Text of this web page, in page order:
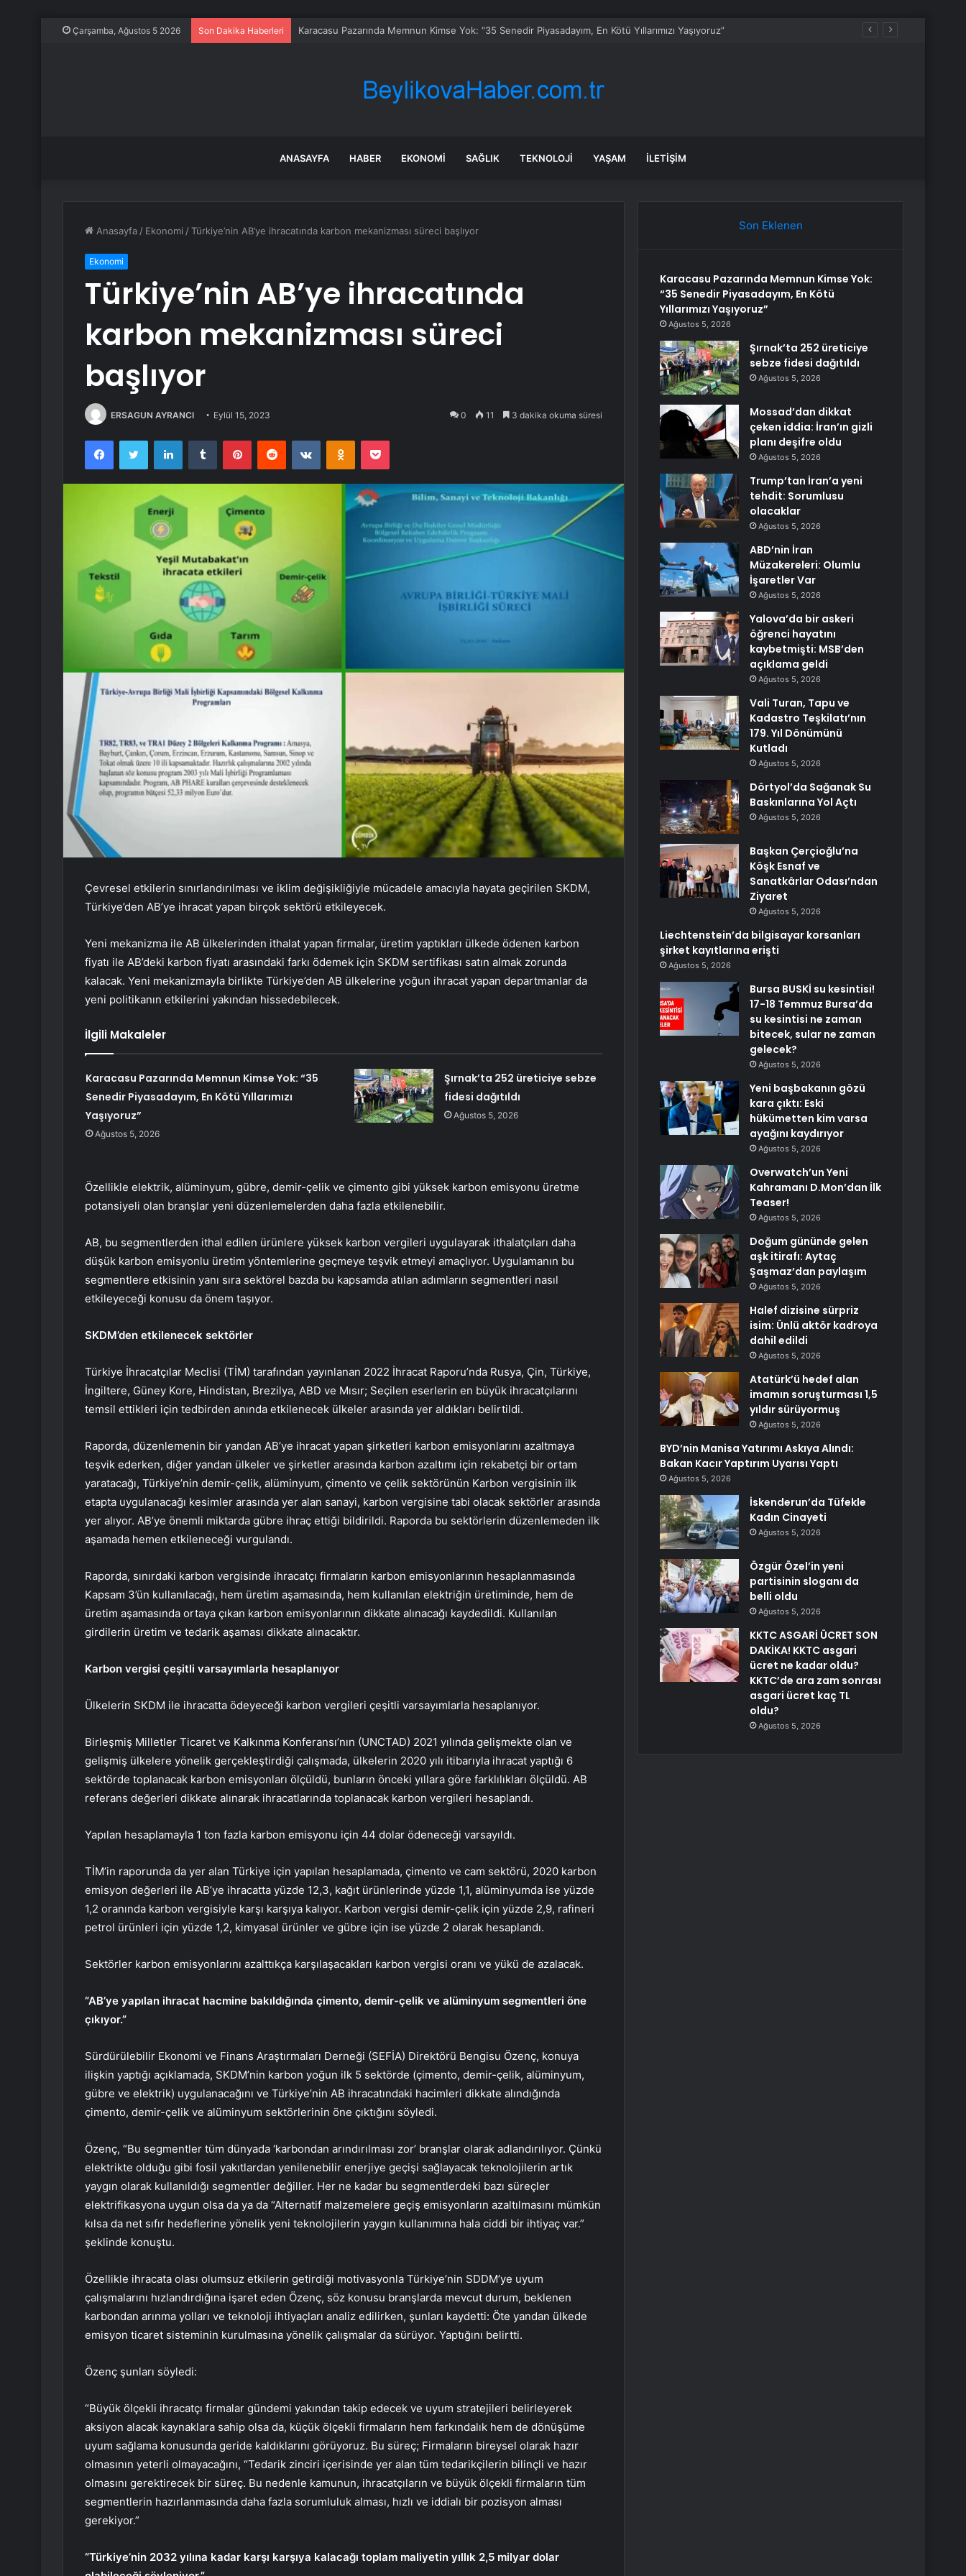
Çarşamba, Ağustos 5 2026 Son Dakika Haberleri Şırnak’ta 252 üreticiye sebze fidesi dağıtıldı
ANASAYFA HABER EKONOMI SAĞLIK TEKNOLOJI YAŞAM İLETIŞIM
Anasayfa / Ekonomi /Türkiye’nin AB’ye ihracatında karbon mekanizması süreci başlıyor
Ekonomi
Türkiye’nin AB’ye ihracatında
karbon mekanizması süreci
başlıyor
ERSAGUN AYRANCI Eylül 15, 2023 0 11 3 dakika okuma süresi
FacebookTwitter LinkedInTumblr PinterestReddit VKontakteOdnoklassniki
Pocket
Çevresel etkilerin sınırlandırılması ve iklim değişikliğiyle mücadele amacıyla hayata geçirilen SKDM,
Türkiye’den AB’ye ihracat yapan birçok sektörü etkileyecek.
Yeni mekanizma ile AB ülkelerinden ithalat yapan firmalar, üretim yaptıkları ülkede ödenen karbon
fiyatı ile AB’deki karbon fiyatı arasındaki farkı ödemek için SKDM sertifikası satın almak zorunda
kalacak. Yeni mekanizmayla birlikte Türkiye’den AB ülkelerine yoğun ihracat yapan departmanlar da
yeni politikanın etkilerini yakından hissedebilecek.
İlgili Makaleler
Karacasu Pazarında Memnun Kimse Yok: “35
Senedir Piyasadayım, En Kötü Yıllarımızı
Yaşıyoruz”
Ağustos 5, 2026
Şırnak’ta 252 üreticiye sebze
fidesi dağıtıldı
Ağustos 5, 2026
Özellikle elektrik, alüminyum, gübre, demir-çelik ve çimento gibi yüksek karbon emisyonu üretme
potansiyeli olan branşlar yeni düzenlemelerden daha fazla etkilenebilir.
AB, bu segmentlerden ithal edilen ürünlere yüksek karbon vergileri uygulayarak ithalatçıları daha
düşük karbon emisyonlu üretim yöntemlerine geçmeye teşvik etmeyi amaçlıyor. Uygulamanın bu
segmentlere etkisinin yanı sıra sektörel bazda bu kapsamda atılan adımların segmentleri nasıl
etkileyeceği konusu da önem taşıyor.
SKDM’den etkilenecek sektörler
Türkiye İhracatçılar Meclisi (TİM) tarafından yayınlanan 2022 İhracat Raporu’nda Rusya, Çin, Türkiye,
İngiltere, Güney Kore, Hindistan, Brezilya, ABD ve Mısır; Seçilen eserlerin en büyük ihracatçılarını
temsil ettikleri için tedbirden anında etkilenecek ülkeler arasında yer aldıkları belirtildi.
Raporda, düzenlemenin bir yandan AB’ye ihracat yapan şirketleri karbon emisyonlarını azaltmaya
teşvik ederken, diğer yandan ülkeler ve şirketler arasında karbon azaltımı için rekabetçi bir ortam
yaratacağı, Türkiye’nin demir-çelik, alüminyum, çimento ve çelik sektörünün Karbon vergisinin ilk
etapta uygulanacağı kesimler arasında yer alan sanayi, karbon vergisine tabi olacak sektörler arasında
yer alıyor. AB’ye önemli miktarda gübre ihraç ettiği bildirildi. Raporda bu sektörlerin düzenlemeden ilk
aşamada hemen etkileneceği vurgulandı.
Raporda, sınırdaki karbon vergisinde ihracatçı firmaların karbon emisyonlarının hesaplanmasında
Kapsam 3’ün kullanılacağı, hem üretim aşamasında, hem kullanılan elektriğin üretiminde, hem de
üretim aşamasında ortaya çıkan karbon emisyonlarının dikkate alınacağı kaydedildi. Kullanılan
girdilerin üretim ve tedarik aşaması dikkate alınacaktır.
Karbon vergisi çeşitli varsayımlarla hesaplanıyor
Ülkelerin SKDM ile ihracatta ödeyeceği karbon vergileri çeşitli varsayımlarla hesaplanıyor.
Birleşmiş Milletler Ticaret ve Kalkınma Konferansı’nın (UNCTAD) 2021 yılında gelişmekte olan ve
gelişmiş ülkelere yönelik gerçekleştirdiği çalışmada, ülkelerin 2020 yılı itibarıyla ihracat yaptığı 6
sektörde toplanacak karbon emisyonları ölçüldü, bunların önceki yıllara göre farklılıkları ölçüldü. AB
referans değerleri dikkate alınarak ihracatlarında toplanacak karbon vergileri hesaplandı.
Yapılan hesaplamayla 1 ton fazla karbon emisyonu için 44 dolar ödeneceği varsayıldı.
TİM’in raporunda da yer alan Türkiye için yapılan hesaplamada, çimento ve cam sektörü, 2020 karbon
emisyon değerleri ile AB’ye ihracatta yüzde 12,3, kağıt ürünlerinde yüzde 1,1, alüminyumda ise yüzde
1,2 oranında karbon vergisiyle karşı karşıya kalıyor. Karbon vergisi demir-çelik için yüzde 2,9, rafineri
petrol ürünleri için yüzde 1,2, kimyasal ürünler ve gübre için ise yüzde 2 olarak hesaplandı.
Sektörler karbon emisyonlarını azalttıkça karşılaşacakları karbon vergisi oranı ve yükü de azalacak.
“AB’ye yapılan ihracat hacmine bakıldığında çimento, demir-çelik ve alüminyum segmentleri öne
çıkıyor.”
Sürdürülebilir Ekonomi ve Finans Araştırmaları Derneği (SEFİA) Direktörü Bengisu Özenç, konuya
ilişkin yaptığı açıklamada, SKDM’nin karbon yoğun ilk 5 sektörde (çimento, demir-çelik, alüminyum,
gübre ve elektrik) uygulanacağını ve Türkiye’nin AB ihracatındaki hacimleri dikkate alındığında
çimento, demir-çelik ve alüminyum sektörlerinin öne çıktığını söyledi.
Özenç, “Bu segmentler tüm dünyada ‘karbondan arındırılması zor’ branşlar olarak adlandırılıyor. Çünkü
elektrikte olduğu gibi fosil yakıtlardan yenilenebilir enerjiye geçişi sağlayacak teknolojilerin artık
yaygın olarak kullanıldığı segmentler değiller. Her ne kadar bu segmentlerdeki bazı süreçler
elektrifikasyona uygun olsa da ya da “Alternatif malzemelere geçiş emisyonların azaltılmasını mümkün
kılsa da net sıfır hedeflerine yönelik yeni teknolojilerin yaygın kullanımına hala ciddi bir ihtiyaç var.”
şeklinde konuştu.
Özellikle ihracata olası olumsuz etkilerin getirdiği motivasyonla Türkiye’nin SDDM’ye uyum
çalışmalarını hızlandırdığına işaret eden Özenç, söz konusu branşlarda mevcut durum, beklenen
karbondan arınma yolları ve teknoloji ihtiyaçları analiz edilirken, şunları kaydetti: Öte yandan ülkede
emisyon ticaret sisteminin kurulmasına yönelik çalışmalar da sürüyor. Yaptığını belirtti.
Özenç şunları söyledi:
“Büyük ölçekli ihracatçı firmalar gündemi yakından takip edecek ve uyum stratejileri belirleyerek
aksiyon alacak kaynaklara sahip olsa da, küçük ölçekli firmaların hem farkındalık hem de dönüşüme
uyum sağlama konusunda geride kaldıklarını görüyoruz. Bu süreç; Firmaların bireysel olarak hazır
olmasının yeterli olmayacağını, “Tedarik zinciri içerisinde yer alan tüm tedarikçilerin bilinçli ve hazır
olmasını gerektirecek bir süreç. Bu nedenle kamunun, ihracatçıların ve büyük ölçekli firmaların tüm
segmentlerin hazırlanmasında daha fazla sorumluluk alması, hızlı ve iddialı bir pozisyon alması
gerekiyor.”
“Türkiye’nin 2032 yılına kadar karşı karşıya kalacağı toplam maliyetin yıllık 2,5 milyar dolar
Son Eklenen
Karacasu Pazarında Memnun Kimse Yok:
“35 Senedir Piyasadayım, En Kötü
Yıllarımızı Yaşıyoruz”
Ağustos 5, 2026
Şırnak’ta 252 üreticiye
sebze fidesi dağıtıldı
Ağustos 5, 2026
Mossad’dan dikkat
çeken iddia: İran’ın gizli
planı deşifre oldu
Ağustos 5, 2026
Trump’tan İran’a yeni
tehdit: Sorumlusu
olacaklar
Ağustos 5, 2026
ABD’nin İran
Müzakereleri: Olumlu
İşaretler Var
Ağustos 5, 2026
Yalova’da bir askeri
öğrenci hayatını
kaybetmişti: MSB’den
açıklama geldi
Ağustos 5, 2026
Vali Turan, Tapu ve
Kadastro Teşkilatı’nın
179. Yıl Dönümünü
Kutladı
Ağustos 5, 2026
Dörtyol’da Sağanak Su
Baskınlarına Yol Açtı
Ağustos 5, 2026
Başkan Çerçioğlu’na
Köşk Esnaf ve
Sanatkârlar Odası’ndan
Ziyaret
Ağustos 5, 2026
Liechtenstein’da bilgisayar korsanları
şirket kayıtlarına erişti
Ağustos 5, 2026
Bursa BUSKİ su kesintisi!
17-18 Temmuz Bursa’da
su kesintisi ne zaman
bitecek, sular ne zaman
gelecek?
Ağustos 5, 2026
Yeni başbakanın gözü
kara çıktı: Eski
hükümetten kim varsa
ayağını kaydırıyor
Ağustos 5, 2026
Overwatch’un Yeni
Kahramanı D.Mon’dan İlk
Teaser!
Ağustos 5, 2026
Doğum gününde gelen
aşk itirafı: Aytaç
Şaşmaz’dan paylaşım
Ağustos 5, 2026
Halef dizisine sürpriz
isim: Ünlü aktör kadroya
dahil edildi
Ağustos 5, 2026
Atatürk’ü hedef alan
imamın soruşturması 1,5
yıldır sürüyormuş
Ağustos 5, 2026
BYD’nin Manisa Yatırımı Askıya Alındı:
Bakan Kacır Yaptırım Uyarısı Yaptı
Ağustos 5, 2026
İskenderun’da Tüfekle
Kadın Cinayeti
Ağustos 5, 2026
Özgür Özel’in yeni
partisinin sloganı da
belli oldu
Ağustos 5, 2026
KKTC ASGARİ ÜCRET SON
DAKİKA! KKTC asgari
ücret ne kadar oldu?
KKTC’de ara zam sonrası
asgari ücret kaç TL
oldu?
Ağustos 5, 2026